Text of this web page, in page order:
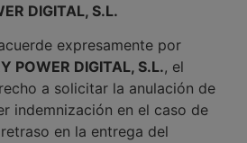
DIGITAL, S.L.
expresamente por
POWER DIGITAL, S.L., el
a solicitar la anulación de
indemnización en el caso de
en la entrega del